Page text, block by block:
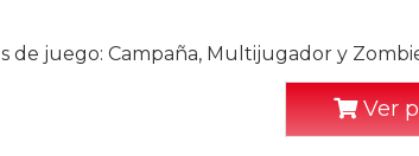
de juego: Campaña, Multijugador y
Ver